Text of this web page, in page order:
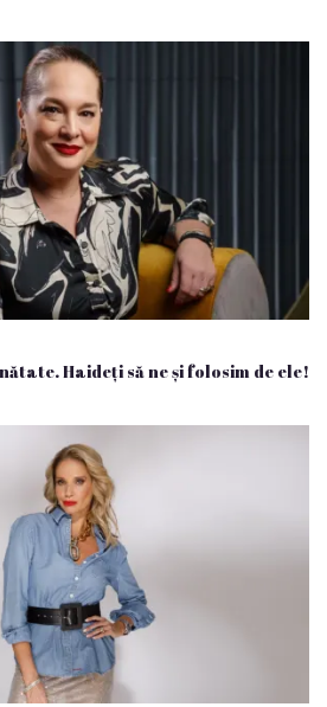
Haideți să ne și folosim de ele!